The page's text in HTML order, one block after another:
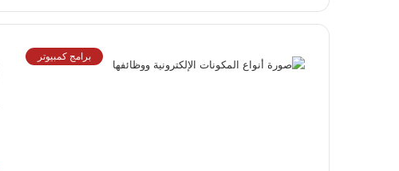
برامج كمبيوتر